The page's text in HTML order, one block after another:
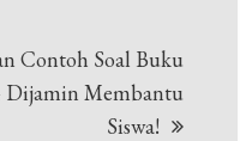
Contoh Soal Buku
Dijamin Membantu
Siswa!